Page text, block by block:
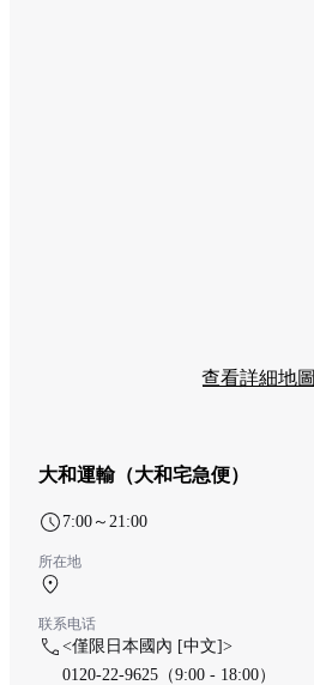
查看詳細地圖
大和運輸（大和宅急便）
7:00～21:00
所在地
联系电话
<僅限日本國內 [中文]>
0120-22-9625（9:00 - 18:00）